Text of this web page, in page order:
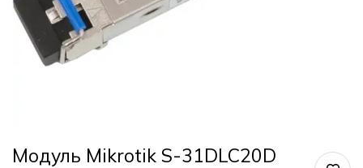
Модуль Mikrotik S-31DLC20D